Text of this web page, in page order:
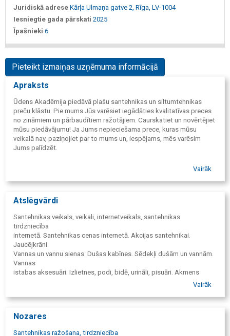
Juridiskā adrese Kārļa Ulmaņa gatve 2, Rīga, LV-1004
Iesniegtie gada pārskati 2025
Īpašnieki 6
Pieteikt izmaiņas uzņēmuma informācijā
Apraksts
Ūdens Akadēmija piedāvā plašu santehnikas un siltumtehnikas
preču klāstu. Pie mums Jūs varēsiet iegādāties kvalitatīvas preces
no zināmiem un pārbaudītiem ražotājiem. Caurskatiet un novērtējiet
mūsu piedāvājumu! Ja Jums nepieciešama prece, kuras mūsu
veikalā nav, paziņojiet par to mums un, iespējams, mēs varēsim
Jums palīdzēt.
Vairāk
Atslēgvārdi
Santehnikas veikals, veikali, internetveikals, santehnikas
tirdzniecība
internetā. Santehnikas cenas internetā. Akcijas santehnikai.
Jaucējkrāni.
Vannas un vannu sienas. Dušas kabīnes. Sēdekļi dušām un vannām.
Vannas
istabas aksesuāri. Izlietnes, podi, bidē, urināli, pisuāri. Akmens
masas izlietnes. Vannas istabas mēbeles. Aprīkojums invalīdiem.
aprīkojums. Hermētiķi. Sūkņi. Spiedkatli. Izplešanās trauki. Gaisa
katli un to daļas. Instrumenti Rothenberger. AGB serviss. AKVA
Vairāk
Nozares
Santehnikas ražošana, tirdzniecība